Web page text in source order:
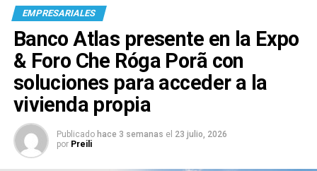
EMPRESARIALES
Banco Atlas presente en la Expo
& Foro Che Róga Porã con
soluciones para acceder a la
vivienda propia
Publicado hace 3 semanas el 23 julio, 2026
por Preili